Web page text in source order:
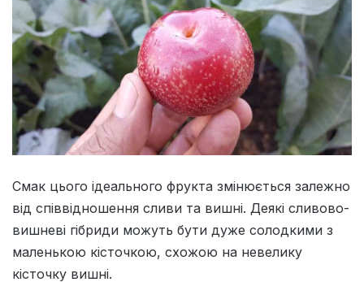
Смак цього ідеального фрукта змінюється залежно
від співвідношення сливи та вишні. Деякі сливово-
вишневі гібриди можуть бути дуже солодкими з
маленькою кісточкою, схожою на невелику
кісточку вишні.